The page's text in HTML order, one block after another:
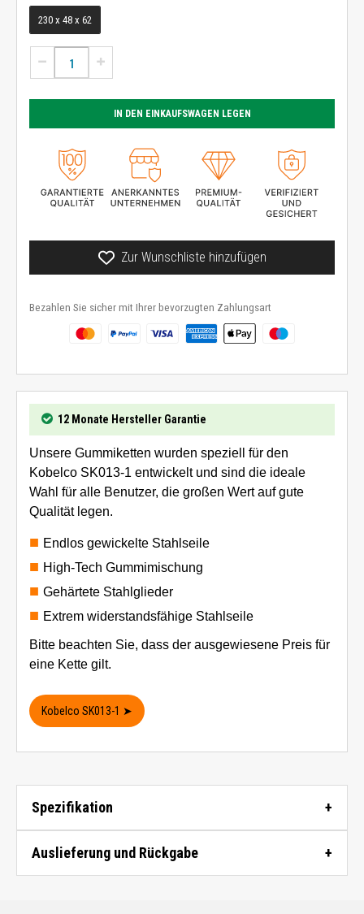
230 x 48 x 62
IN DEN EINKAUFSWAGEN LEGEN
Zur Wunschliste hinzufügen
Bezahlen Sie sicher mit Ihrer bevorzugten Zahlungsart
12 Monate Hersteller Garantie
Unsere Gummiketten wurden speziell für den
Kobelco SK013-1 entwickelt und sind die ideale
Wahl für alle Benutzer, die großen Wert auf gute
Qualität legen.
Endlos gewickelte Stahlseile
High-Tech Gummimischung
Gehärtete Stahlglieder
Extrem widerstandsfähige Stahlseile
Bitte beachten Sie, dass der ausgewiesene Preis für
eine Kette gilt.
Kobelco SK013-1 ➤
Spezifikation
Auslieferung und Rückgabe